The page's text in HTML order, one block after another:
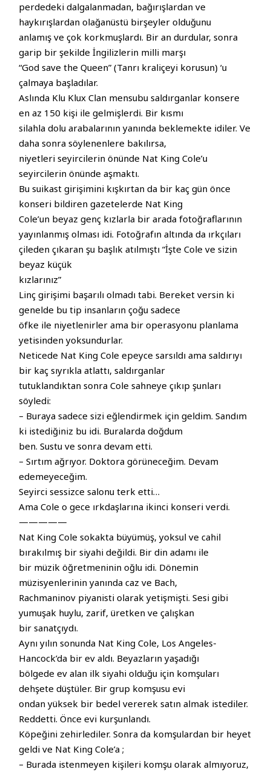
perdedeki dalgalanmadan, bağırışlardan ve
haykırışlardan olağanüstü birşeyler olduğunu
anlamış ve çok korkmuşlardı. Bir an durdular, sonra
garip bir şekilde İngilizlerin milli marşı
“God save the Queen” (Tanrı kraliçeyi korusun) ‘u
çalmaya başladılar.
Aslında Klu Klux Clan mensubu saldırganlar konsere
en az 150 kişi ile gelmişlerdi. Bir kısmı
silahla dolu arabalarının yanında beklemekte idiler. Ve
daha sonra söylenenlere bakılırsa,
niyetleri seyircilerin önünde Nat King Cole’u
seyircilerin önünde aşmaktı.
Bu suikast girişimini kışkırtan da bir kaç gün önce
konseri bildiren gazetelerde Nat King
Cole’un beyaz genç kızlarla bir arada fotoğraflarının
yayınlanmış olması idi. Fotoğrafın altında da ırkçıları
çileden çıkaran şu başlık atılmıştı “İşte Cole ve sizin
beyaz küçük
kızlarınız”
Linç girişimi başarılı olmadı tabi. Bereket versin ki
genelde bu tip insanların çoğu sadece
öfke ile niyetlenirler ama bir operasyonu planlama
yetisinden yoksundurlar.
Neticede Nat King Cole epeyce sarsıldı ama saldırıyı
bir kaç sıyrıkla atlattı, saldırganlar
tutuklandıktan sonra Cole sahneye çıkıp şunları
söyledi:
– Buraya sadece sizi eğlendirmek için geldim. Sandım
ki istediğiniz bu idi. Buralarda doğdum
ben. Sustu ve sonra devam etti.
– Sırtım ağrıyor. Doktora görüneceğim. Devam
edemeyeceğim.
Seyirci sessizce salonu terk etti…
Ama Cole o gece ırkdaşlarına ikinci konseri verdi.
—————
Nat King Cole sokakta büyümüş, yoksul ve cahil
bırakılmış bir siyahi değildi. Bir din adamı ile
bir müzik öğretmeninin oğlu idi. Dönemin
müzisyenlerinin yanında caz ve Bach,
Rachmaninov piyanisti olarak yetişmişti. Sesi gibi
yumuşak huylu, zarif, üretken ve çalışkan
bir sanatçıydı.
Aynı yılın sonunda Nat King Cole, Los Angeles-
Hancock’da bir ev aldı. Beyazların yaşadığı
bölgede ev alan ilk siyahi olduğu için komşuları
dehşete düştüler. Bir grup komşusu evi
ondan yüksek bir bedel vererek satın almak istediler.
Reddetti. Önce evi kurşunlandı.
Köpeğini zehirlediler. Sonra da komşulardan bir heyet
geldi ve Nat King Cole’a ;
– Burada istenmeyen kişileri komşu olarak almıyoruz,